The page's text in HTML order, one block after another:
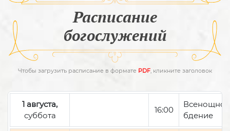
Расписание
богослужений
Чтобы загрузить расписание в формате PDF, кликните заголовок
1 августа,
суббота
16:00
Всенощное
бдение